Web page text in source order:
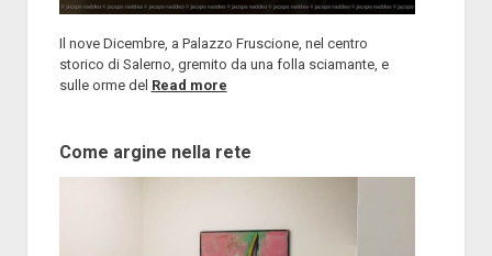
Il nove Dicembre, a Palazzo Fruscione, nel centro
storico di Salerno, gremito da una folla sciamante, e
sulle orme del Read more
Come argine nella rete